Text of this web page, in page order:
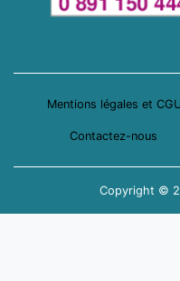
Mentions légales et
Contactez-nous
Copyright ©